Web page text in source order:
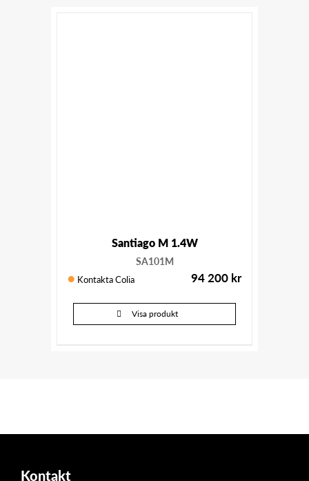
Santiago M 1.4W
SA101M
Kontakta Colia 94 200 kr
Visa produkt
Kontakt